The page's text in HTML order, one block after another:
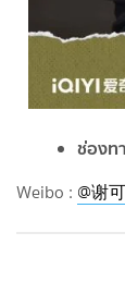
ช่องท
Weibo : @谢